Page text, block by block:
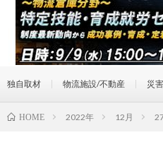
独自取材 物流施設/不動産 災
HOME 2022年 12月